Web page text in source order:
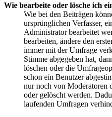
Wie bearbeite oder lösche ich
Wie bei den Beiträgen
ursprünglichen Verfasser,
Administrator bearbeitet
bearbeiten, ändere den
immer mit der Umfrage
Stimme abgegeben hat,
löschen oder die
schon ein Benutzer
nur noch von Moderatoren
oder gelöscht werden.
laufenden Umfragen